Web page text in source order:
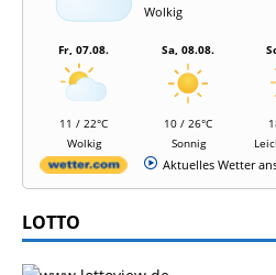
Wolkig
Fr, 07.08.
11 / 22°C
Wolkig
Sa, 08.08.
10 / 26°C
Sonnig
Aktuelles Wetter
LOTTO